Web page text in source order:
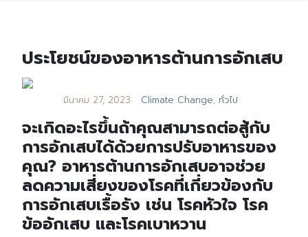
ประโยชน์ของอาหารต้านการอักเสบ
มีนาคม 27, 2023 Climate Change, ทั่วไป
จะเกิดอะไรขึ้นถ้าคุณสามารถต่อสู้กับ
การอักเสบได้ด้วยการปรับอาหารของ
คุณ? อาหารต้านการอักเสบอาจช่วย
ลดความเสี่ยงของโรคที่เกี่ยวข้องกับ
การอักเสบเรื้อรัง เช่น โรคหัวใจ โรค
ข้ออักเสบ และโรคเบาหวาน